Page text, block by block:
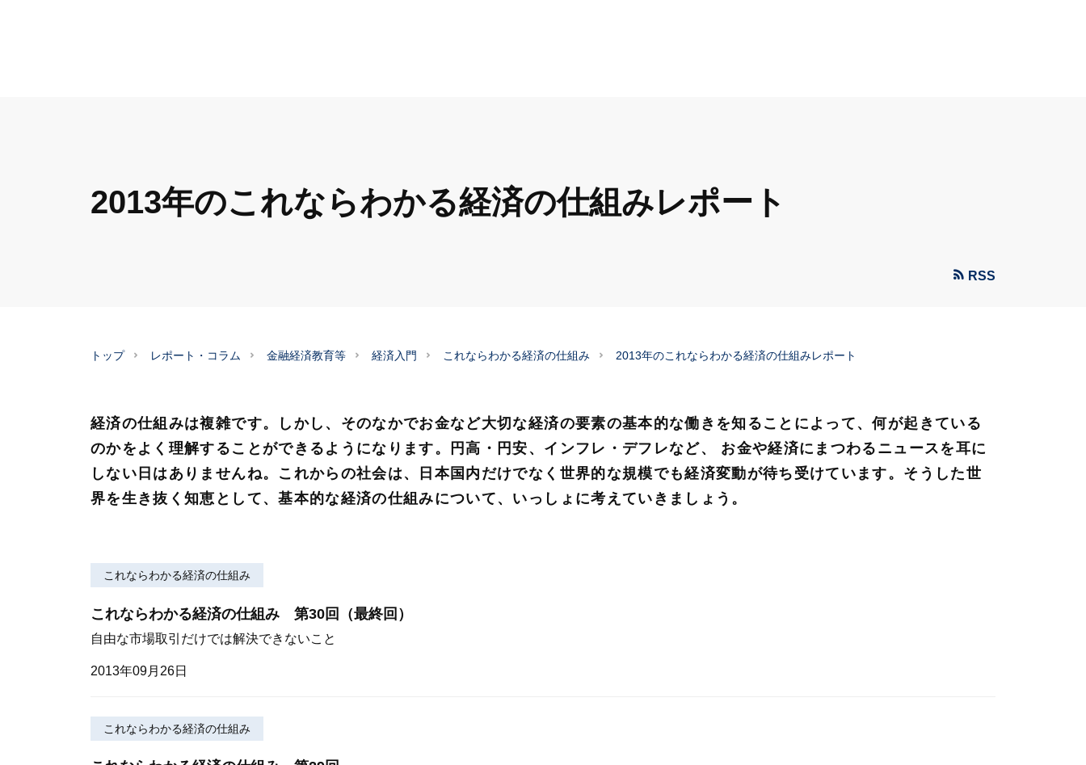
2013年のこれならわかる経済の仕組みレポート
RSS
トップ レポート・コラム 金融経済教育等 経済入門 これならわかる経済の仕組み 2013年のこれならわかる経済の仕組みレポート
経済の仕組みは複雑です。しかし、そのなかでお金など大切な経済の要素の基本的な働きを知ることによって、何が起きている
のかをよく理解することができるようになります。円高・円安、インフレ・デフレなど、 お金や経済にまつわるニュースを耳に
しない日はありませんね。これからの社会は、日本国内だけでなく世界的な規模でも経済変動が待ち受けています。そうした世
界を生き抜く知恵として、基本的な経済の仕組みについて、いっしょに考えていきましょう。
これならわかる経済の仕組み
これならわかる経済の仕組み 第30回（最終回）
自由な市場取引だけでは解決できないこと
2013年09月26日
これならわかる経済の仕組み